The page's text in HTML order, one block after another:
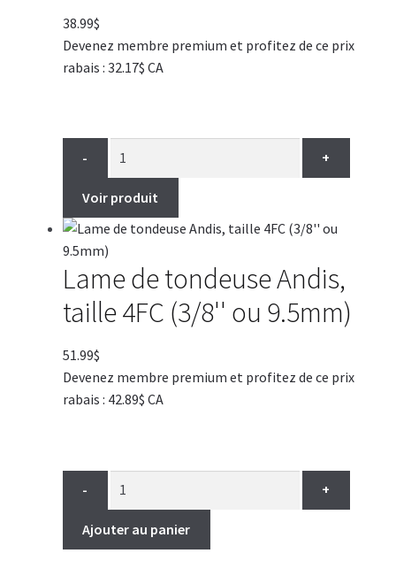
38.99$
Devenez membre premium et profitez de ce prix
rabais : 32.17$ CA
- +
Voir produit
Lame de tondeuse Andis,
taille 4FC (3/8'' ou 9.5mm)
51.99$
Devenez membre premium et profitez de ce prix
rabais : 42.89$ CA
- +
Ajouter au panier